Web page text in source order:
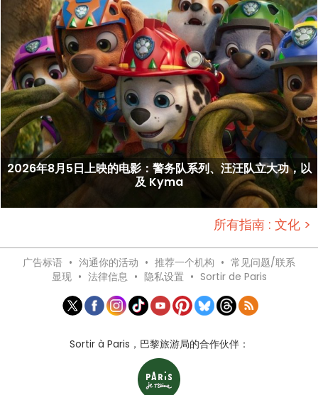
2026年8月5日上映的电影：警务队系列、汪汪队立大功，以
及 Kyma
所有指南 : 文化 >
广告标语 • 沟通你的活动 • 推荐一个机构 • 常见问题/联系
显现 • 法律信息 • 隐私设置 • Sortir de Paris
Sortir à Paris，巴黎旅游局的合作伙伴：